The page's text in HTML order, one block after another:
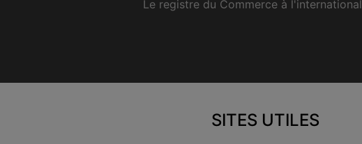
Le registre du Commerce à l'international
SITES UTILES